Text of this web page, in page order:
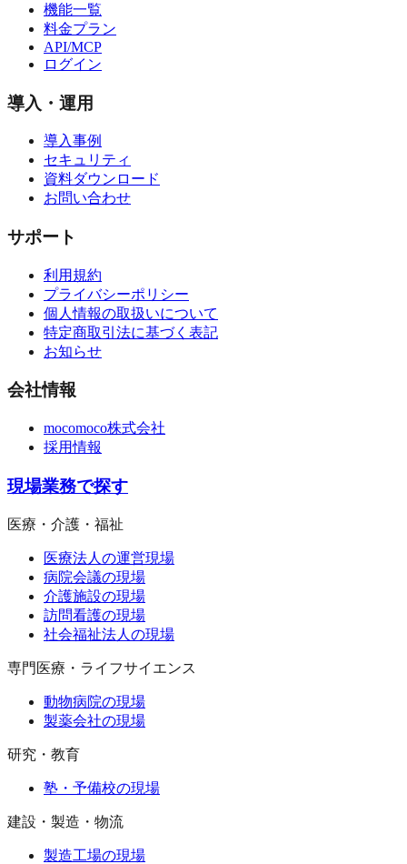
機能一覧
料金プラン
API/MCP
ログイン
導入・運用
導入事例
セキュリティ
資料ダウンロード
お問い合わせ
サポート
利用規約
プライバシーポリシー
個人情報の取扱いについて
特定商取引法に基づく表記
お知らせ
会社情報
mocomoco株式会社
採用情報
現場業務で探す
医療・介護・福祉
医療法人の運営現場
病院会議の現場
介護施設の現場
訪問看護の現場
社会福祉法人の現場
専門医療・ライフサイエンス
動物病院の現場
製薬会社の現場
研究・教育
塾・予備校の現場
建設・製造・物流
製造工場の現場